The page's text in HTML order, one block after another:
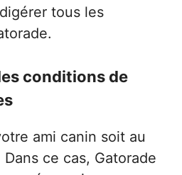
tous les
conditions de
ami canin soit au
Dans ce cas, Gatorade